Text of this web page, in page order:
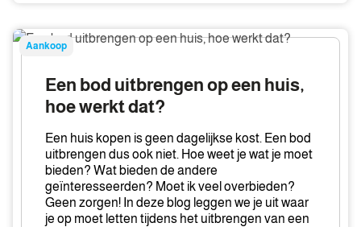
Een
bod
uitbrengen
Aankoop
Een bod uitbrengen op een huis,
hoe werkt dat?
Een huis kopen is geen dagelijkse kost. Een bod
uitbrengen dus ook niet. Hoe weet je wat je moet
bieden? Wat bieden de andere
geïnteresseerden? Moet ik veel overbieden?
Geen zorgen! In deze blog leggen we je uit waar
je op moet letten tijdens het uitbrengen van een